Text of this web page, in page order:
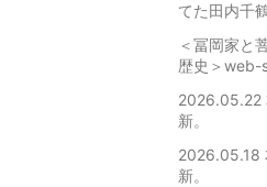
てた田内千
＜冨岡家と
歴史＞web-
2026.05.22
新。
2026.05.18
新。